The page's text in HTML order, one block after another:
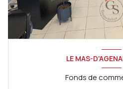
LE MAS-